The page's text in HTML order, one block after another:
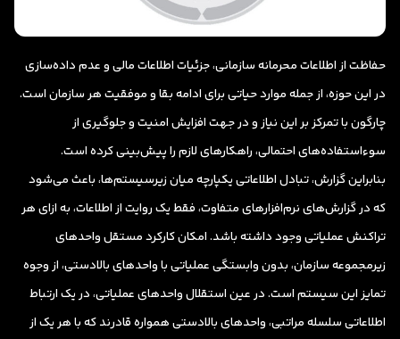
حفاظت از اطلاعات محرمانه سازمانی، جزئیات اطلاعات مالی و عدم داده‌سازی
در این حوزه، از جمله موارد حیاتی برای ادامه بقا و موفقیت هر سازمان است.
چارگون با تمرکز بر این نیاز و در جهت افزایش امنیت و جلوگیری از
سوء‌استفاده‌های احتمالی، راهکارهای لازم را پیش‌بینی کرده است.
بنابراین گزارش، تبادل اطلاعاتی یکپارچه میان زیرسیستم‌ها، باعث می‌شود
که در گزارش‌های نرم‌‌افزارهای متفاوت، فقط یک روایت از اطلاعات، به ازای هر
تراکنش عملیاتی وجود داشته باشد. امکان کارکرد مستقل واحدهای
زیرمجموعه سازمان، بدون وابستگی عملیاتی با واحدهای بالادستی، از وجوه
تمایز این سیستم است. در عین استقلال واحدهای عملیاتی، در یک ارتباط
اطلاعاتی سلسله مراتبی، واحدهای بالادستی همواره قادرند که با هر یک از